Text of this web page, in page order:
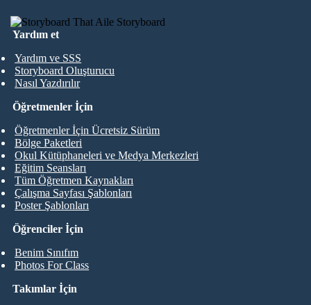
Yardım et
Yardım ve SSS
Storyboard Oluşturucu
Nasıl Yazdırılır
Öğrenciler İçin
Benim Sınıfım
Photos For Class
Öğretmenler İçin
Öğretmenler İçin Ücretsiz Sürüm
Bölge Paketleri
Okul Kütüphaneleri ve Medya Merkezleri
Eğitim Seansları
Tüm Öğretmen Kaynakları
Çalışma Sayfası Şablonları
Poster Şablonları
Takımlar İçin